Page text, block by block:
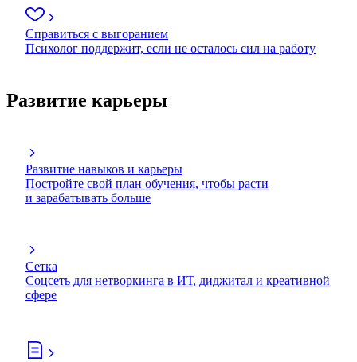
Справиться с выгоранием
Психолог поддержит, если не осталось сил на работу
Развитие карьеры
Развитие навыков и карьеры
Постройте свой план обучения, чтобы расти
и зарабатывать больше
Сетка
Соцсеть для нетворкинга в ИТ, диджитал и креативной
сфере